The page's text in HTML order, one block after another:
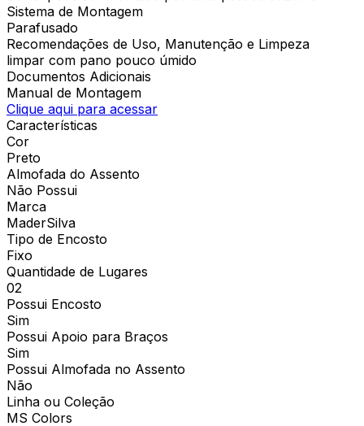
Sistema de Montagem
Parafusado
Recomendações de Uso, Manutenção e Limpeza
limpar com pano pouco úmido
Documentos Adicionais
Manual de Montagem
Clique aqui para acessar
Características
Cor
Preto
Almofada do Assento
Não Possui
Marca
MaderSilva
Tipo de Encosto
Fixo
Quantidade de Lugares
02
Possui Encosto
Sim
Possui Apoio para Braços
Sim
Possui Almofada no Assento
Não
Linha ou Coleção
MS Colors